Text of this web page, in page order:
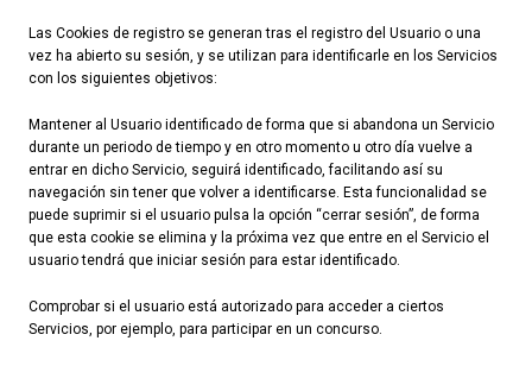
Las Cookies de registro se generan tras el registro del Usuario o una
vez ha abierto su sesión, y se utilizan para identificarle en los Servicios
con los siguientes objetivos:
Mantener al Usuario identificado de forma que si abandona un Servicio
durante un periodo de tiempo y en otro momento u otro día vuelve a
entrar en dicho Servicio, seguirá identificado, facilitando así su
navegación sin tener que volver a identificarse. Esta funcionalidad se
puede suprimir si el usuario pulsa la opción “cerrar sesión”, de forma
que esta cookie se elimina y la próxima vez que entre en el Servicio el
usuario tendrá que iniciar sesión para estar identificado.
Comprobar si el usuario está autorizado para acceder a ciertos
Servicios, por ejemplo, para participar en un concurso.